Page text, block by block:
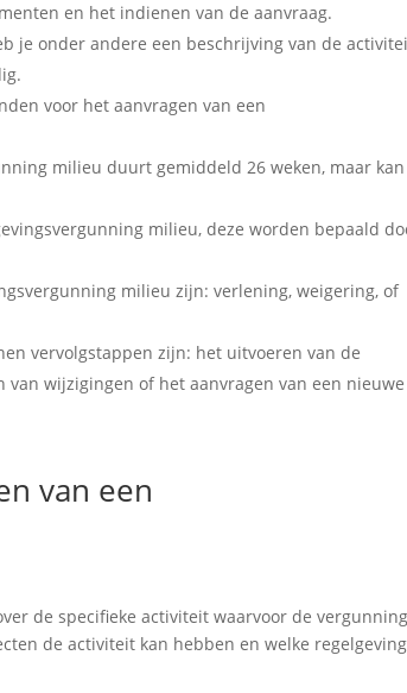
en het indienen van de aanvraag.
je onder andere een beschrijving van de
voor het aanvragen van een
milieu duurt gemiddeld 26 weken, maar kan
milieu, deze worden bepaald
milieu zijn: verlening, weigering, of
vervolgstappen zijn: het uitvoeren van de
wijzigingen of het aanvragen van een nieuwe
van een
de specifieke activiteit waarvoor de vergunning
de activiteit kan hebben en welke